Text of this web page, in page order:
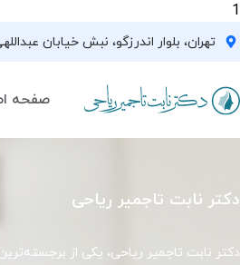
1
تهران، بلوار اندرزگو، نبش خیابان عبداللهی جنوبی، پلاک ۷۰(نیش شیرینی
صفحه
دکتر نابت تاجمیر ریاحی
دکتر نابت تاجمیر ریاحی، یکی از